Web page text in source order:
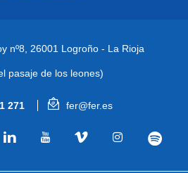
nº8, 26001 Logroño - La Rioja
pasaje de los leones)
271 fer@fer.es